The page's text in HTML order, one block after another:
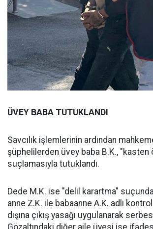
ÜVEY BABA TUTUKLANDI
Savcılık işlemlerinin ardından
şüphelilerden üvey baba B.K., "kasten
suçlamasıyla tutuklandı.
Dede M.K. ise "delil karartma"
anne Z.K. ile babaanne A.K. adli
dışına çıkış yasağı uygulanarak